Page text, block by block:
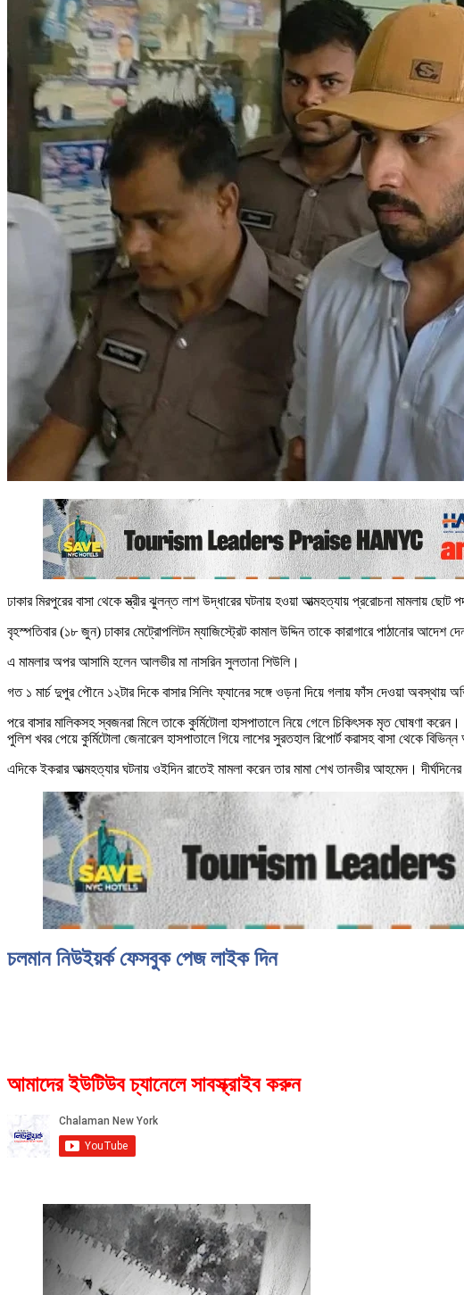
ঢাকার মিরপুরের বাসা থেকে স্ত্রীর ঝুলন্ত লাশ উদ্ধারের ঘটনায় হওয়া আত্মহত্যায় প্ররোচনা মামলায়
বৃহস্পতিবার (১৮ জুন) ঢাকার মেট্রোপলিটন ম্যাজিস্ট্রেট কামাল উদ্দিন তাকে কারাগারে পাঠানোর
এ মামলার অপর আসামি হলেন আলভীর মা নাসরিন সুলতানা শিউলি।
গত ১ মার্চ দুপুর পৌনে ১২টার দিকে বাসার সিলিং ফ্যানের সঙ্গে ওড়না দিয়ে গলায় ফাঁস দেওয়া অবস্থায়
পরে বাসার মালিকসহ স্বজনরা মিলে তাকে কুর্মিটোলা হাসপাতালে নিয়ে গেলে চিকিৎসক মৃত ঘোষণা করেন।
পুলিশ খবর পেয়ে কুর্মিটোলা জেনারেল হাসপাতালে গিয়ে লাশের সুরতহাল রিপোর্ট করাসহ বাসা থেকে
এদিকে ইকরার আত্মহত্যার ঘটনায় ওইদিন রাতেই মামলা করেন তার মামা শেখ তানভীর আহমেদ।
চলমান নিউইয়র্ক ফেসবুক পেজ লাইক দিন
আমাদের ইউটিউব চ্যানেলে সাবস্ক্রাইব করুন